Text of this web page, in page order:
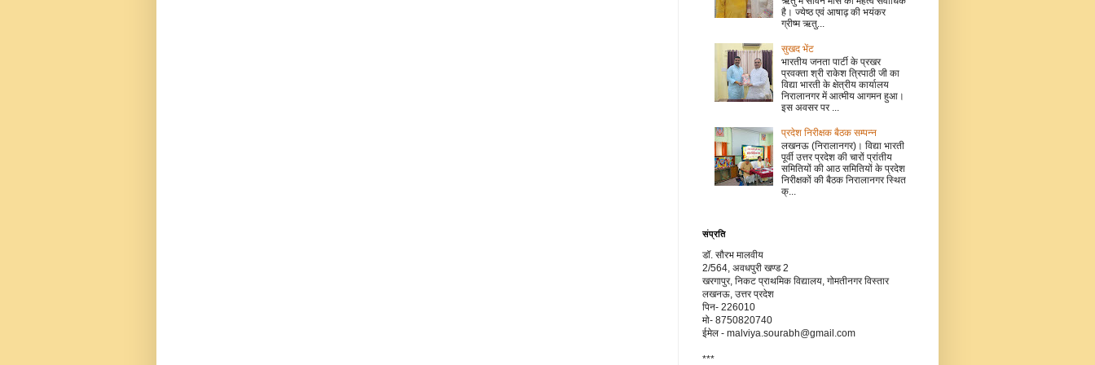
है। ज्येष्ठ एवं आषाढ़ की भयंकर
ग्रीष्म ऋतु...
सुखद भेंट
भारतीय जनता पार्टी के प्रखर
प्रवक्ता श्री राकेश त्रिपाठी जी का
विद्या भारती के क्षेत्रीय कार्यालय
निरालानगर में आत्मीय आगमन हुआ।
इस अवसर पर ...
प्रदेश निरीक्षक बैठक सम्पन्न
लखनऊ (निरालानगर)। विद्या भारती
पूर्वी उत्तर प्रदेश की चारों प्रांतीय
समितियों की आठ समितियों के प्रदेश
निरीक्षकों की बैठक निरालानगर स्थित
क्...
संप्रति
डॉ. सौरभ मालवीय
2/564, अवधपुरी खण्ड 2
खरगापुर, निकट प्राथमिक विद्यालय, गोमतीनगर विस्तार
लखनऊ, उत्तर प्रदेश
पिन- 226010
मो- 8750820740
ईमेल - malviya.sourabh@gmail.com
***